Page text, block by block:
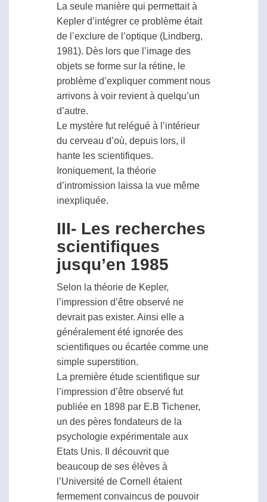
La seule manière qui permettait à
Kepler d’intégrer ce problème était
de l’exclure de l’optique (Lindberg,
1981). Dès lors que l’image des
objets se forme sur la rétine, le
problème d’expliquer comment nous
arrivons à voir revient à quelqu’un
d’autre.
Le mystère fut relégué à l’intérieur
du cerveau d’où, depuis lors, il
hante les scientifiques.
Ironiquement, la théorie
d’intromission laissa la vue même
inexpliquée.
III- Les recherches
scientifiques
jusqu’en 1985
Selon la théorie de Kepler,
l’impression d’être observé ne
devrait pas exister. Ainsi elle a
généralement été ignorée des
scientifiques ou écartée comme une
simple superstition.
La première étude scientifique sur
l’impression d’être observé fut
publiée en 1898 par E.B Tichener,
un des pères fondateurs de la
psychologie expérimentale aux
Etats Unis. Il découvrit que
beaucoup de ses élèves à
l’Université de Cornell étaient
fermement convaincus de pouvoir